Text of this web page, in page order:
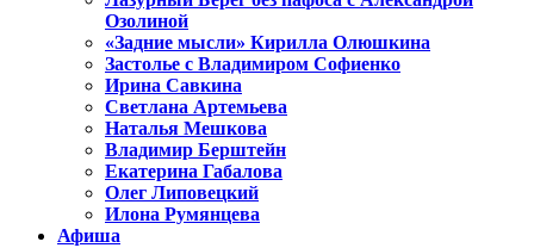
Озолиной
«Задние мысли» Кирилла Олюшкина
Застолье с Владимиром Софиенко
Ирина Савкина
Светлана Артемьева
Наталья Мешкова
Владимир Берштейн
Екатерина Габалова
Олег Липовецкий
Илона Румянцева
Афиша